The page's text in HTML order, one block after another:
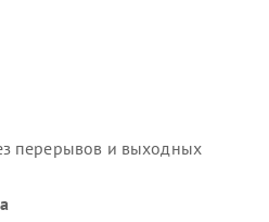
перерывов и выходных